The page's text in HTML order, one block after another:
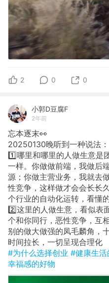
2 0 0
小郭D豆腐F
2年前
忘本逐末👀
20250130​晚听到一种说法：
1️⃣哪里和哪里的人做生意是
一样。你做做前端，我做后
源；你做主营业务，我就去
性竞争，这样做才会会长长
个行业的自动化运转，看懂
2️⃣​这里的人做生意，看似表
个和你同行，恶性竞争，互
别的做大做强的凤毛麟角，
时间拉长，一切呈现合理化
#为什么选择创业 #健康生
幸福感的好物